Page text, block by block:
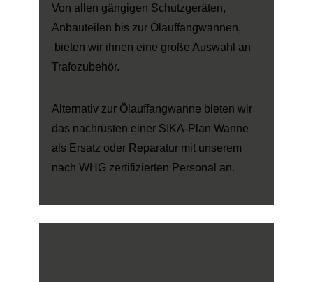
Von allen gängigen Schutzgeräten,
Anbauteilen bis zur Ölauffangwannen,
bieten wir ihnen eine große Auswahl an
Trafozubehör.
Alternativ zur Ölauffangwanne bieten wir
das nachrüsten einer SIKA-Plan Wanne
als Ersatz oder Reparatur mit unserem
nach WHG zertifizierten Personal an.